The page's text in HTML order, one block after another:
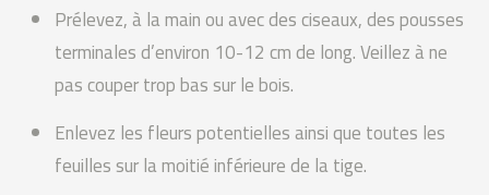
Prélevez, à la main ou avec des ciseaux, des pousses
terminales d’environ 10-12 cm de long. Veillez à ne
pas couper trop bas sur le bois.
Enlevez les fleurs potentielles ainsi que toutes les
feuilles sur la moitié inférieure de la tige.